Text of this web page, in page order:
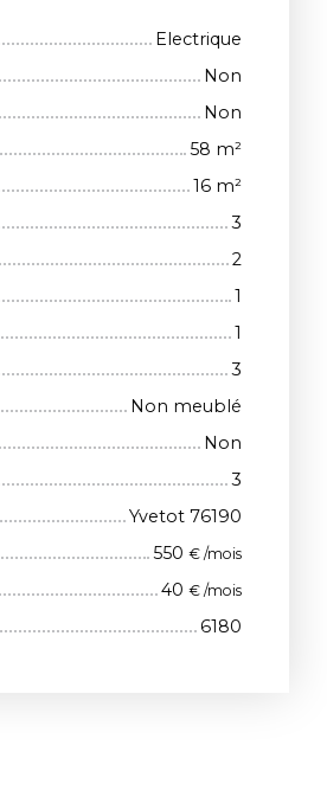
Electrique
Non
Non
58 m²
16 m²
3
2
1
1
3
Non meublé
Non
3
Yvetot 76190
550 € /mois
40 € /mois
6180